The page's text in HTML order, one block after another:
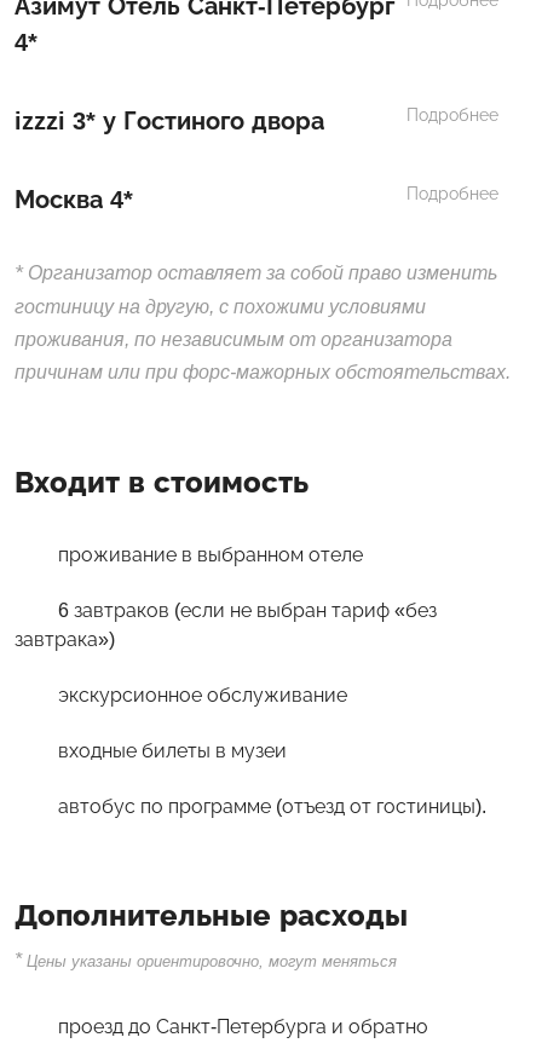
Азимут Отель Санкт-Петербург
4*
izzzi 3* у Гостиного двора Подробнее
Москва 4* Подробнее
*Организатор оставляет за собой право изменить
гостиницу на другую, с похожими условиями
проживания, по независимым от организатора
причинам или при форс-мажорных обстоятельствах.
Входит в стоимость
проживание в выбранном отеле
6 завтраков (если не выбран тариф «без
завтрака»)
экскурсионное обслуживание
входные билеты в музеи
автобус по программе (отъезд от гостиницы).
Дополнительные расходы
* Цены указаны ориентировочно, могут меняться
проезд до Санкт-Петербурга и обратно